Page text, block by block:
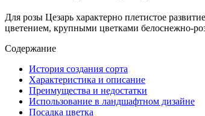
Для розы Цезарь характерно плетистое
цветением, крупными цветками белоснежно-
Содержание
История создания сорта
Характеристика и описание
Преимущества и недостатки
Использование в ландшафтном дизайне
Посадка цветка